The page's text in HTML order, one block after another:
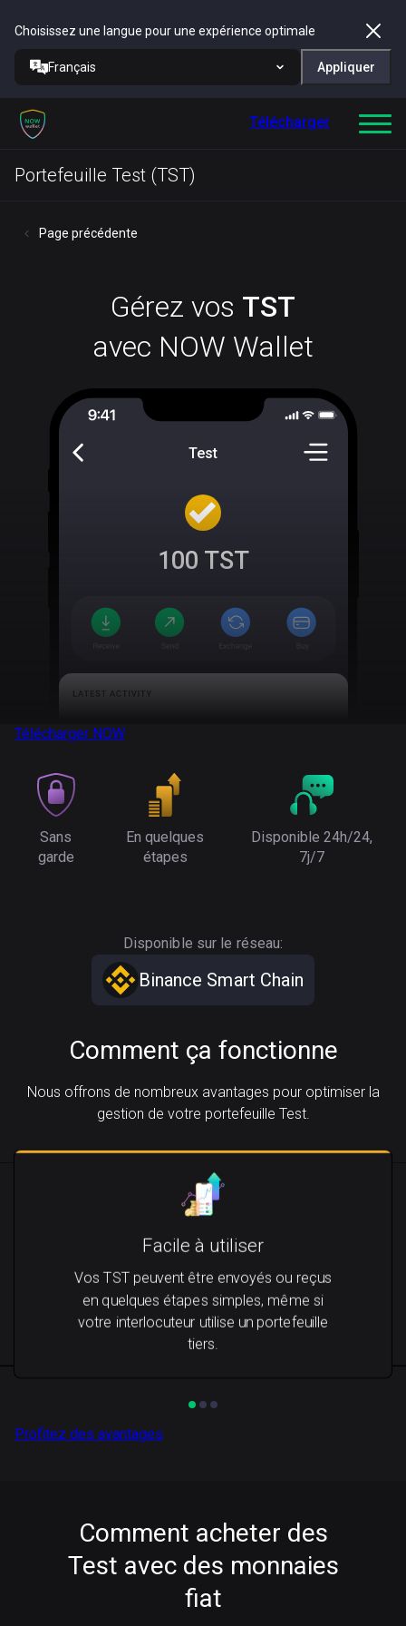
Choisissez une langue pour une expérience optimale
Français Appliquer
Télécharger
Portefeuille Test (TST)
Page précédente
Gérez vos TST
avec NOW Wallet
Test
100 TST
Télécharger NOW
Sans
garde
En quelques
étapes
Disponible 24h/24,
7j/7
Disponible sur le réseau:
Binance Smart Chain
Comment ça fonctionne
Nous offrons de nombreux avantages pour optimiser la
gestion de votre portefeuille Test.
Facile à utiliser
Vos TST peuvent être envoyés ou reçus
en quelques étapes simples, même si
votre interlocuteur utilise un portefeuille
tiers.
Profitez des avantages
Comment acheter des
Test avec des monnaies
fiat